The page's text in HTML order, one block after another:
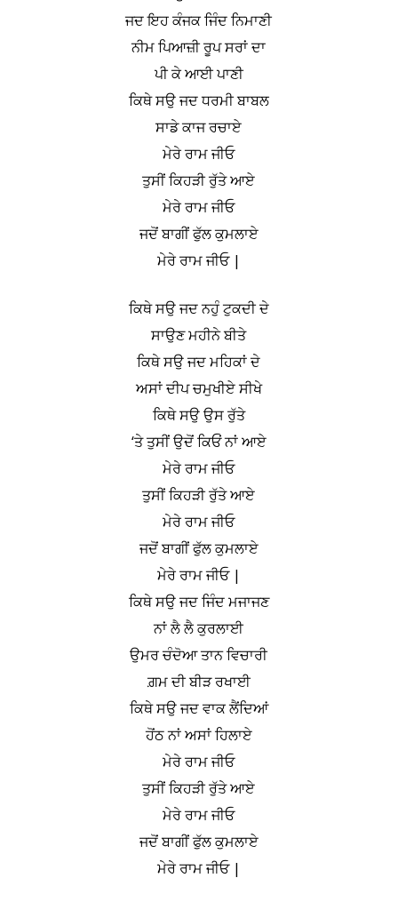
ਜਦ ਇਹ ਕੰਜਕ ਜਿੰਦ ਨਿਮਾਣੀ
ਨੀਮ ਪਿਆਜ਼ੀ ਰੂਪ ਸਰਾਂ ਦਾ
ਪੀ ਕੇ ਆਈ ਪਾਣੀ
ਕਿਥੇ ਸਉ ਜਦ ਧਰਮੀ ਬਾਬਲ
ਸਾਡੇ ਕਾਜ ਰਚਾਏ
ਮੇਰੇ ਰਾਮ ਜੀਓ
ਤੁਸੀਂ ਕਿਹੜੀ ਰੁੱਤੇ ਆਏ
ਮੇਰੇ ਰਾਮ ਜੀਓ
ਜਦੋਂ ਬਾਗੀਂ ਫੁੱਲ ਕੁਮਲਾਏ
ਮੇਰੇ ਰਾਮ ਜੀਓ |
ਕਿਥੇ ਸਉ ਜਦ ਨਹੁੰ ਟੁਕਦੀ ਦੇ
ਸਾਉਣ ਮਹੀਨੇ ਬੀਤੇ
ਕਿਥੇ ਸਉ ਜਦ ਮਹਿਕਾਂ ਦੇ
ਅਸਾਂ ਦੀਪ ਚਮੁਖੀਏ ਸੀਖੇ
ਕਿਥੇ ਸਉ ਉਸ ਰੁੱਤੇ
‘ਤੇ ਤੁਸੀਂ ਉਦੋਂ ਕਿਓਂ ਨਾਂ ਆਏ
ਮੇਰੇ ਰਾਮ ਜੀਓ
ਤੁਸੀਂ ਕਿਹੜੀ ਰੁੱਤੇ ਆਏ
ਮੇਰੇ ਰਾਮ ਜੀਓ
ਜਦੋਂ ਬਾਗੀਂ ਫੁੱਲ ਕੁਮਲਾਏ
ਮੇਰੇ ਰਾਮ ਜੀਓ |
ਕਿਥੇ ਸਉ ਜਦ ਜਿੰਦ ਮਜਾਜਣ
ਨਾਂ ਲੈ ਲੈ ਕੁਰਲਾਈ
ਉਮਰ ਚੰਦੋਆ ਤਾਨ ਵਿਚਾਰੀ
ਗ਼ਮ ਦੀ ਬੀੜ ਰਖਾਈ
ਕਿਥੇ ਸਉ ਜਦ ਵਾਕ ਲੈਂਦਿਆਂ
ਹੋਂਠ ਨਾਂ ਅਸਾਂ ਹਿਲਾਏ
ਮੇਰੇ ਰਾਮ ਜੀਓ
ਤੁਸੀਂ ਕਿਹੜੀ ਰੁੱਤੇ ਆਏ
ਮੇਰੇ ਰਾਮ ਜੀਓ
ਜਦੋਂ ਬਾਗੀਂ ਫੁੱਲ ਕੁਮਲਾਏ
ਮੇਰੇ ਰਾਮ ਜੀਓ |